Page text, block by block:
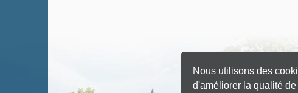
Nous utilisons des
d'améliorer la qualité